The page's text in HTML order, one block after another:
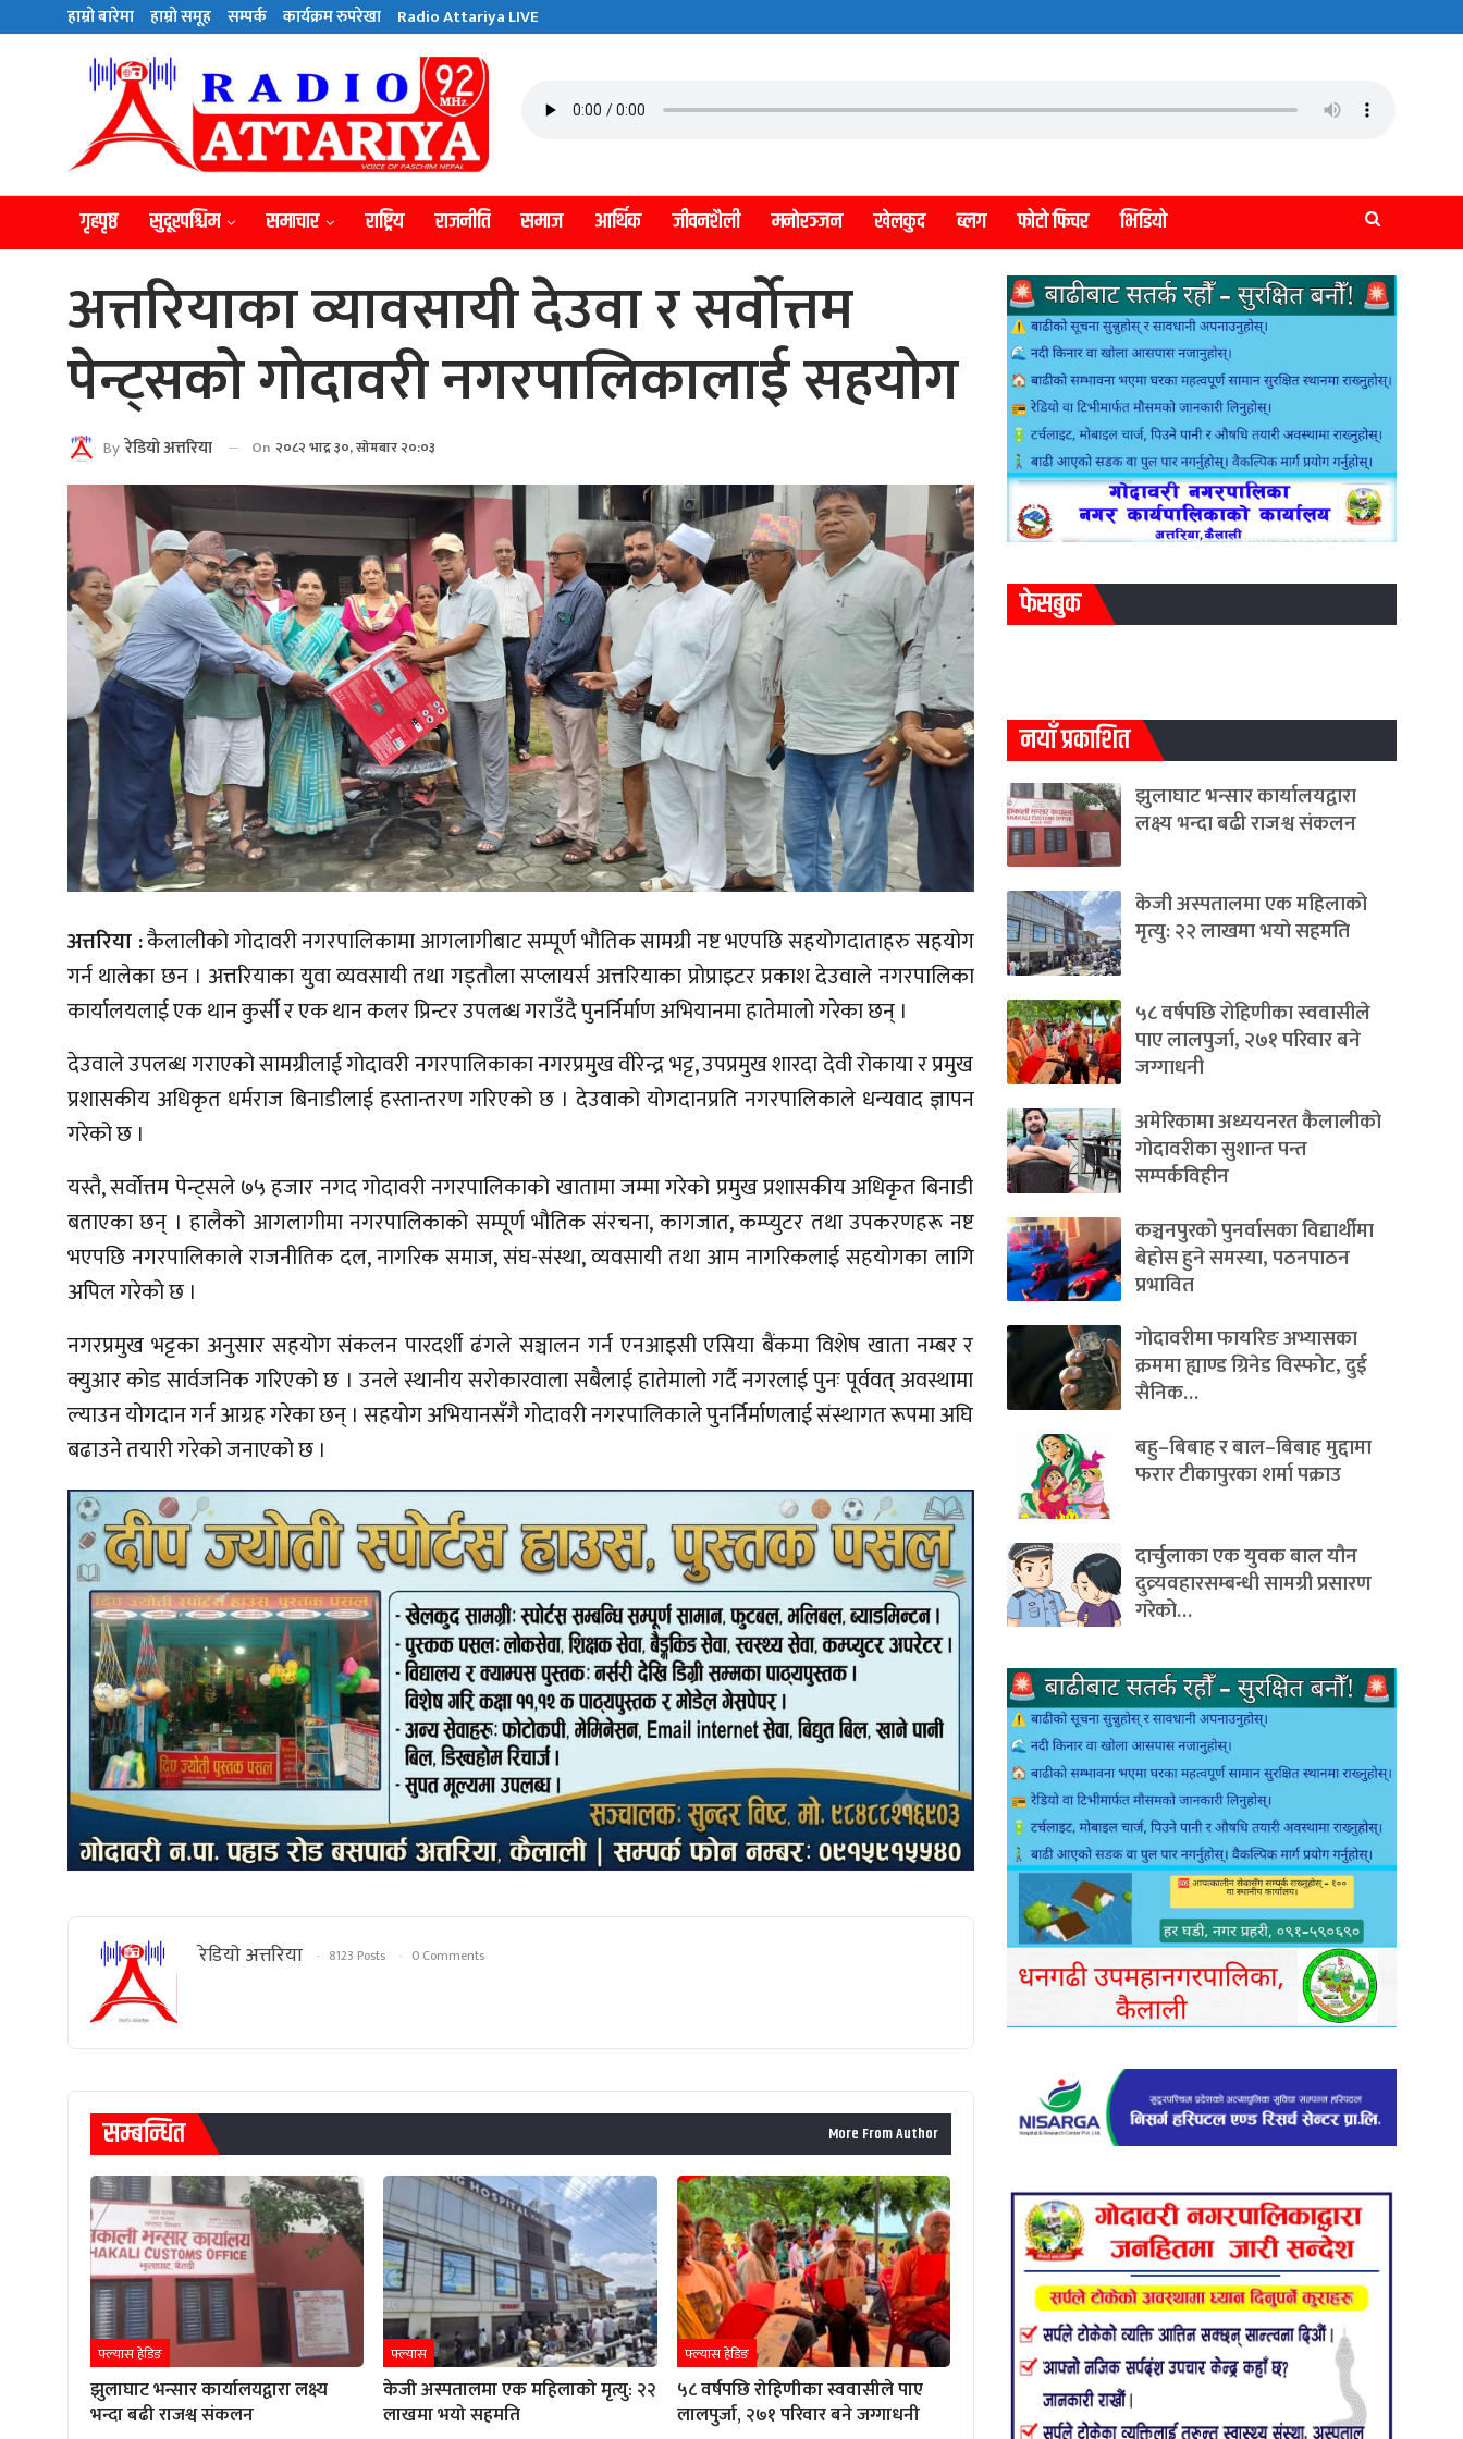
हाम्राे बारेमा हाम्राे समूह सम्पर्क कार्यक्रम रुपरेखा Radio Attariya LIVE
गृहपृष्ठ सुदूरपश्चिम समाचार राष्ट्रिय राजनीति समाज आर्थिक जीवनशैली मनाेरञ्जन खेलकुद ब्लग फोटो फिचर भिडियो
अत्तरियाका व्यावसायी देउवा र सर्वोत्तम
पेन्ट्सको गोदावरी नगरपालिकालाई सहयोग
By रेडियाे अत्तरिया On २०८२ भाद्र ३०, सोमबार २०:०३
अत्तरिया :कैलालीको गोदावरी नगरपालिकामा आगलागीबाट सम्पूर्ण भौतिक सामग्री नष्ट भएपछि सहयोगदाताहरु सहयोग
गर्न थालेका छन । अत्तरियाका युवा व्यवसायी तथा गड्तौला सप्लायर्स अत्तरियाका प्रोप्राइटर प्रकाश देउवाले नगरपालिका
कार्यालयलाई एक थान कुर्सी र एक थान कलर प्रिन्टर उपलब्ध गराउँदै पुनर्निर्माण अभियानमा हातेमालो गरेका छन् ।
देउवाले उपलब्ध गराएको सामग्रीलाई गोदावरी नगरपालिकाका नगरप्रमुख वीरेन्द्र भट्ट, उपप्रमुख शारदा देवी रोकाया र प्रमुख
प्रशासकीय अधिकृत धर्मराज बिनाडीलाई हस्तान्तरण गरिएको छ । देउवाको योगदानप्रति नगरपालिकाले धन्यवाद ज्ञापन
गरेको छ ।
यस्तै, सर्वोत्तम पेन्ट्सले ७५ हजार नगद गोदावरी नगरपालिकाको खातामा जम्मा गरेको प्रमुख प्रशासकीय अधिकृत बिनाडी
बताएका छन् । हालैको आगलागीमा नगरपालिकाको सम्पूर्ण भौतिक संरचना, कागजात, कम्प्युटर तथा उपकरणहरू नष्ट
भएपछि नगरपालिकाले राजनीतिक दल, नागरिक समाज, संघ-संस्था, व्यवसायी तथा आम नागरिकलाई सहयोगका लागि
अपिल गरेको छ ।
नगरप्रमुख भट्टका अनुसार सहयोग संकलन पारदर्शी ढंगले सञ्चालन गर्न एनआइसी एसिया बैंकमा विशेष खाता नम्बर र
क्युआर कोड सार्वजनिक गरिएको छ । उनले स्थानीय सरोकारवाला सबैलाई हातेमालो गर्दै नगरलाई पुनः पूर्ववत् अवस्थामा
ल्याउन योगदान गर्न आग्रह गरेका छन् । सहयोग अभियानसँगै गोदावरी नगरपालिकाले पुनर्निर्माणलाई संस्थागत रूपमा अघि
बढाउने तयारी गरेको जनाएको छ ।
रेडियाे अत्तरिया 8123 Posts 0 Comments
सम्बन्धित More From Author
फ्ल्यास हेडिङ
झुलाघाट भन्सार कार्यालयद्वारा लक्ष्य
भन्दा बढी राजश्व संकलन
फ्ल्यास
केजी अस्पतालमा एक महिलाको मृत्यु: २२
लाखमा भयो सहमति
फ्ल्यास हेडिङ
५८ वर्षपछि रोहिणीका स्ववासीले पाए
लालपुर्जा, २७१ परिवार बने जग्गाधनी
फेसबुक
नयाँ प्रकाशित
झुलाघाट भन्सार कार्यालयद्वारा
लक्ष्य भन्दा बढी राजश्व संकलन
केजी अस्पतालमा एक महिलाको
मृत्यु: २२ लाखमा भयो सहमति
५८ वर्षपछि रोहिणीका स्ववासीले
पाए लालपुर्जा, २७१ परिवार बने
जग्गाधनी
अमेरिकामा अध्ययनरत कैलालीको
गोदावरीका सुशान्त पन्त
सम्पर्कविहीन
कञ्चनपुरको पुनर्वासका विद्यार्थीमा
बेहोस हुने समस्या, पठनपाठन
प्रभावित
गोदावरीमा फायरिङ अभ्यासका
क्रममा ह्याण्ड ग्रिनेड विस्फोट, दुई
सैनिक…
बहु–बिबाह र बाल–बिबाह मुद्दामा
फरार टीकापुरका शर्मा पक्राउ
दार्चुलाका एक युवक बाल यौन
दुव्र्यवहारसम्बन्धी सामग्री प्रसारण
गरेको…